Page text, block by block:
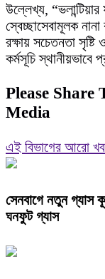
উল্লেখ্য,
স্বেচ্ছাসেবামূলক
রক্ষায় সচেতনতা
কর্মসূচি স্থানীয়ভাবে
Please Share
Media
এই বিভাগের আরো
সেনবাগে নতুন গ্যাস
ঘনফুট গ্যাস